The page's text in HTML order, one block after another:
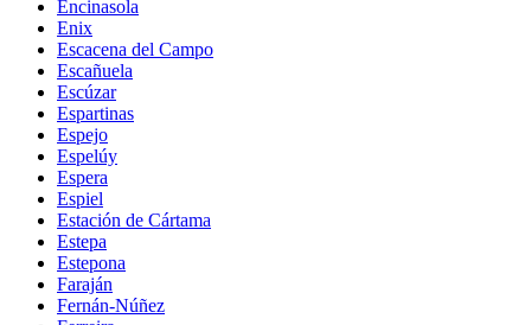
Encinasola
Enix
Escacena del Campo
Escañuela
Escúzar
Espartinas
Espejo
Espelúy
Espera
Espiel
Estación de Cártama
Estepa
Estepona
Faraján
Fernán-Núñez